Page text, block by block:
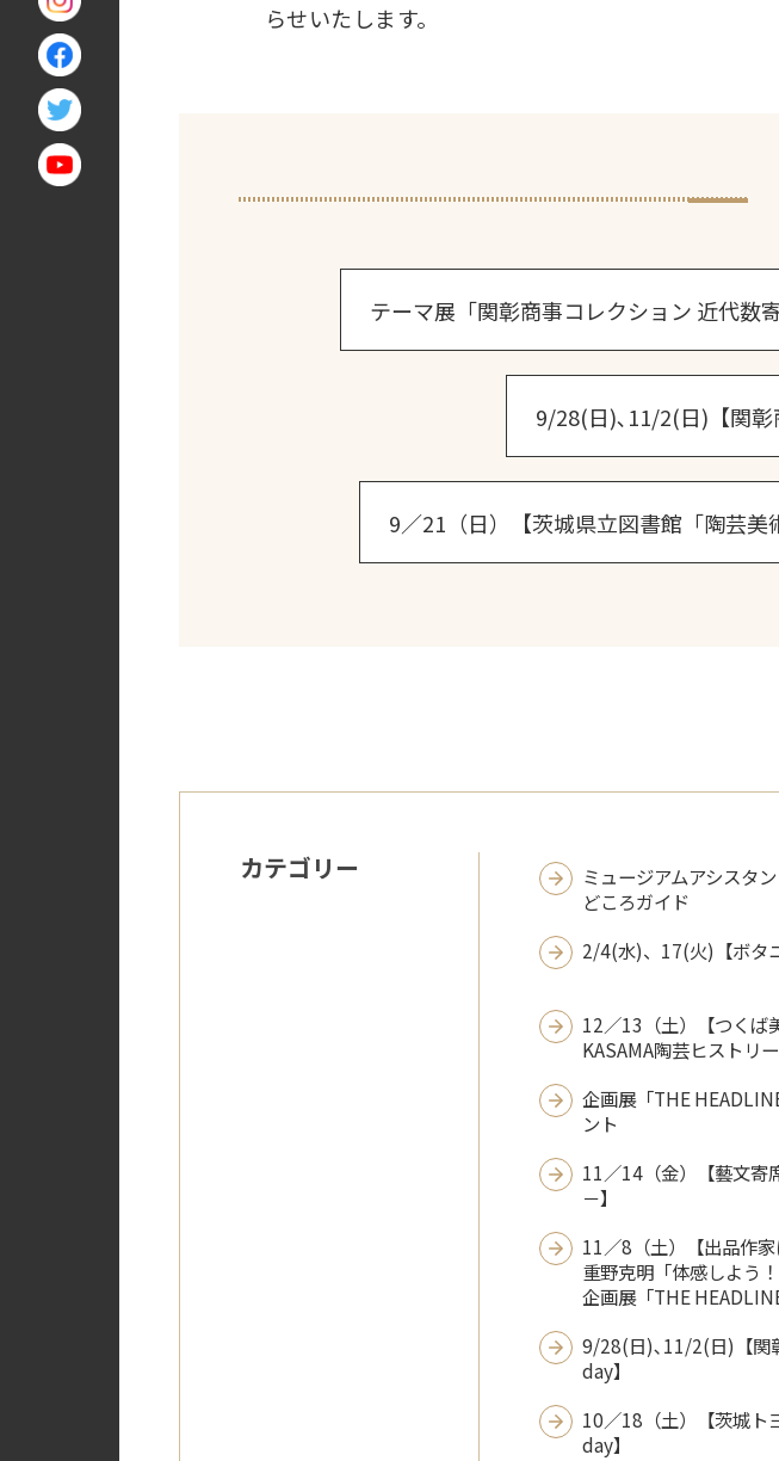
らせいたします。
テーマ展「関彰商事コレクション 近代数
9/28(日)､11/2(日)【関彰
9／21（日）【茨城県立図書館「陶芸美
カテゴリー
ミュージアムアシスタ
どころガイド
2/4(水)、17(火)【ボタ
12／13（土）【つくば
KASAMA陶芸ヒストリ
企画展「THE
ント
11／14（金）【藝文寄
－】
11／8（土）【出品作
重野克明「体感しよう
企画展「THE
9/28(日)､11/2(日)【関
day】
10／18（土）【茨城ト
day】